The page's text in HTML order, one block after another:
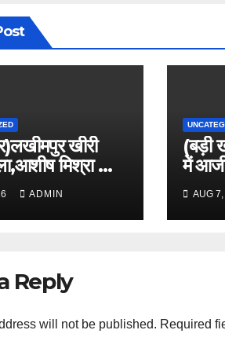
खीरी
मिश्रा को
राहत ।।
ADMIN
(बड़ी
में
दीAUG
Reply
will not be published. Required